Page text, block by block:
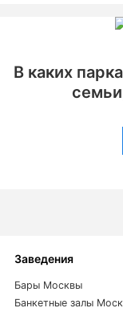
В каких
Заведения
Бары Москвы
Банкетные залы